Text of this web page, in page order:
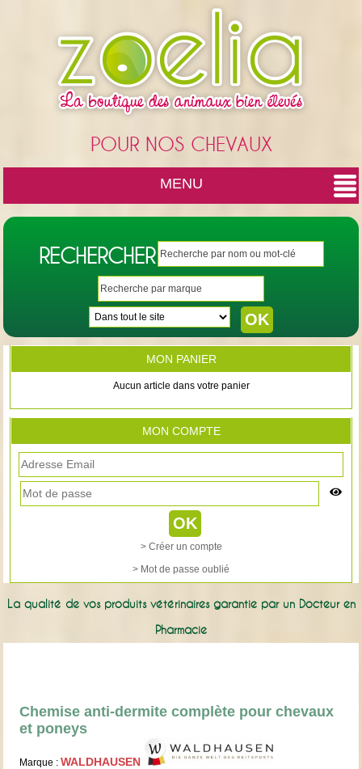
POUR NOS CHEVAUX
MENU
RECHERCHER
MON PANIER
Aucun article dans votre panier
MON COMPTE
> Créer un compte
> Mot de passe oublié
La qualité de vos produits vétérinaires garantie par un Docteur en
Pharmacie
Chemise anti-dermite complète pour chevaux
et poneys
Marque :WALDHAUSEN